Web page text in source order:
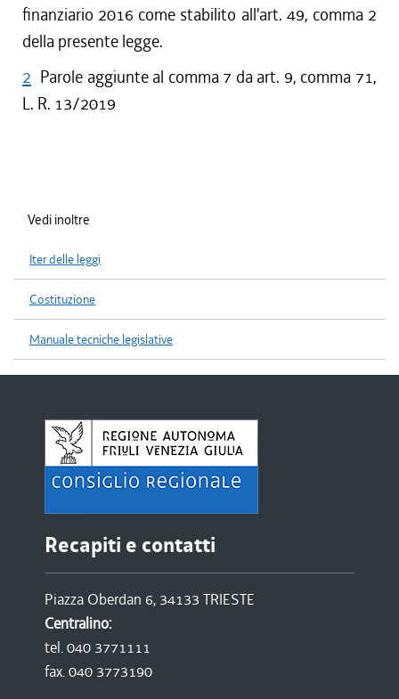
finanziario 2016 come stabilito all'art. 49, comma 2
della presente legge.
2 Parole aggiunte al comma 7 da art. 9, comma 71,
L. R. 13/2019
Vedi inoltre
Iter delle leggi
Costituzione
Manuale tecniche legislative
Recapiti e contatti
Piazza Oberdan 6, 34133 TRIESTE
Centralino:
tel. 040 3771111
fax. 040 3773190